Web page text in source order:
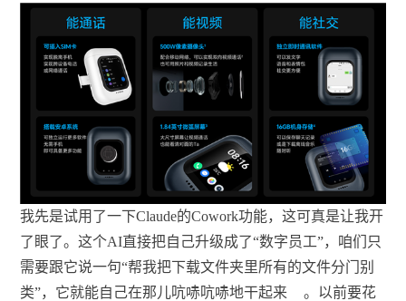
我先是试用了一下Claude的Cowork功能，这可真是让我开
了眼了。这个AI直接把自己升级成了“数字员工”，咱们只
需要跟它说一句“帮我把下载文件夹里所有的文件分门别
类”，它就能自己在那儿吭哧吭哧地干起来
。以前要花